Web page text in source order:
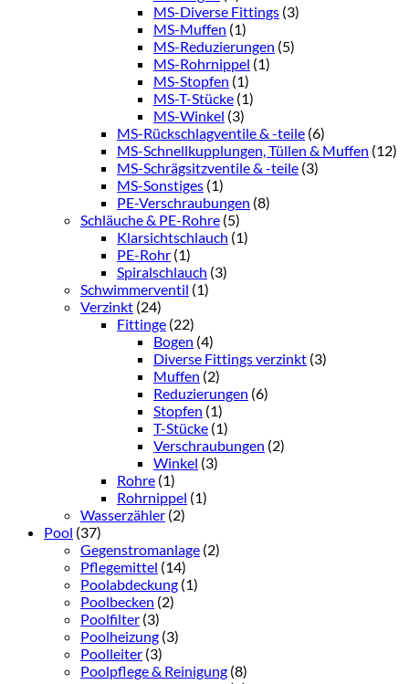
MS-Diverse Fittings (3)
MS-Muffen (1)
MS-Reduzierungen (5)
MS-Rohrnippel (1)
MS-Stopfen (1)
MS-T-Stücke (1)
MS-Winkel (3)
MS-Rückschlagventile & -teile (6)
MS-Schnellkupplungen, Tüllen & Muffen (12)
MS-Schrägsitzventile & -teile (3)
MS-Sonstiges (1)
PE-Verschraubungen (8)
Schläuche & PE-Rohre (5)
Klarsichtschlauch (1)
PE-Rohr (1)
Spiralschlauch (3)
Schwimmerventil (1)
Verzinkt (24)
Fittinge (22)
Bogen (4)
Diverse Fittings verzinkt (3)
Muffen (2)
Reduzierungen (6)
Stopfen (1)
T-Stücke (1)
Verschraubungen (2)
Winkel (3)
Rohre (1)
Rohrnippel (1)
Wasserzähler (2)
Pool (37)
Gegenstromanlage (2)
Pflegemittel (14)
Poolabdeckung (1)
Poolbecken (2)
Poolfilter (3)
Poolheizung (3)
Poolleiter (3)
Poolpflege & Reinigung (8)